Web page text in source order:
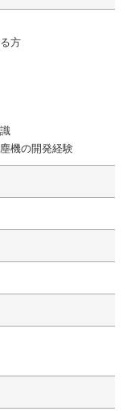
方
機の開発経験